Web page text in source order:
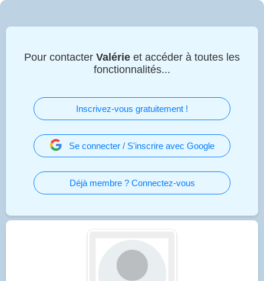
Pour contacter Valérie et accéder à toutes les
fonctionnalités...
Inscrivez-vous gratuitement !
Se connecter / S'inscrire avec Google
Déjà membre ? Connectez-vous